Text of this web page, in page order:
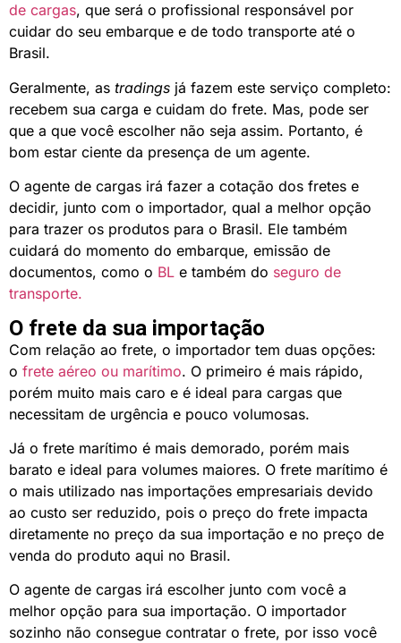
de cargas, que será o profissional responsável por
cuidar do seu embarque e de todo transporte até o
Brasil.
Geralmente, as tradings já fazem este serviço completo:
recebem sua carga e cuidam do frete. Mas, pode ser
que a que você escolher não seja assim. Portanto, é
bom estar ciente da presença de um agente.
O agente de cargas irá fazer a cotação dos fretes e
decidir, junto com o importador, qual a melhor opção
para trazer os produtos para o Brasil. Ele também
cuidará do momento do embarque, emissão de
documentos, como o BL e também do seguro de
transporte.
O frete da sua importação
Com relação ao frete, o importador tem duas opções:
o frete aéreo ou marítimo. O primeiro é mais rápido,
porém muito mais caro e é ideal para cargas que
necessitam de urgência e pouco volumosas.
Já o frete marítimo é mais demorado, porém mais
barato e ideal para volumes maiores. O frete marítimo é
o mais utilizado nas importações empresariais devido
ao custo ser reduzido, pois o preço do frete impacta
diretamente no preço da sua importação e no preço de
venda do produto aqui no Brasil.
O agente de cargas irá escolher junto com você a
melhor opção para sua importação. O importador
sozinho não consegue contratar o frete, por isso você